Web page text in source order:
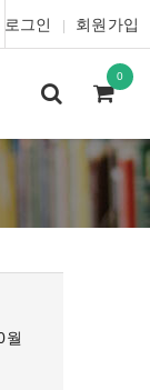
로그인 회원가입
0
월